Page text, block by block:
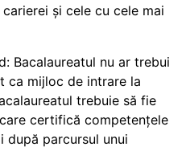
și cele cu cele mai
Bacalaureatul nu ar trebui
ca mijloc de intrare la
trebuie să fie
certifică competențele
după parcursul unui